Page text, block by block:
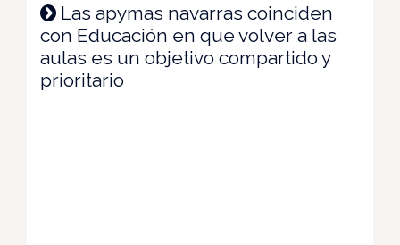
Las apymas navarras coinciden
con Educación en que volver a las
aulas es un objetivo compartido y
prioritario